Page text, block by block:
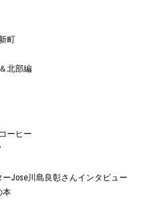
町
北部編
ーヒー
Jose川島良彰さんインタビュー
本